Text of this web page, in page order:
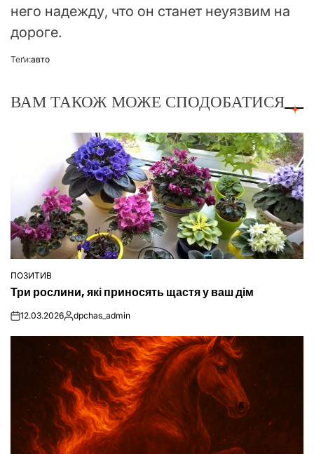
него надежду, что он станет неуязвим на
дороге.
Теґи:авто
ВАМ ТАКОЖ МОЖЕ СПОДОБАТИСЯ
ОПУБЛІКУВАТИ
ПОЗИТИВ
Три рослини, які приносять щастя у ваш дім
on12.03.2026Опубліковано
dpchas_admin